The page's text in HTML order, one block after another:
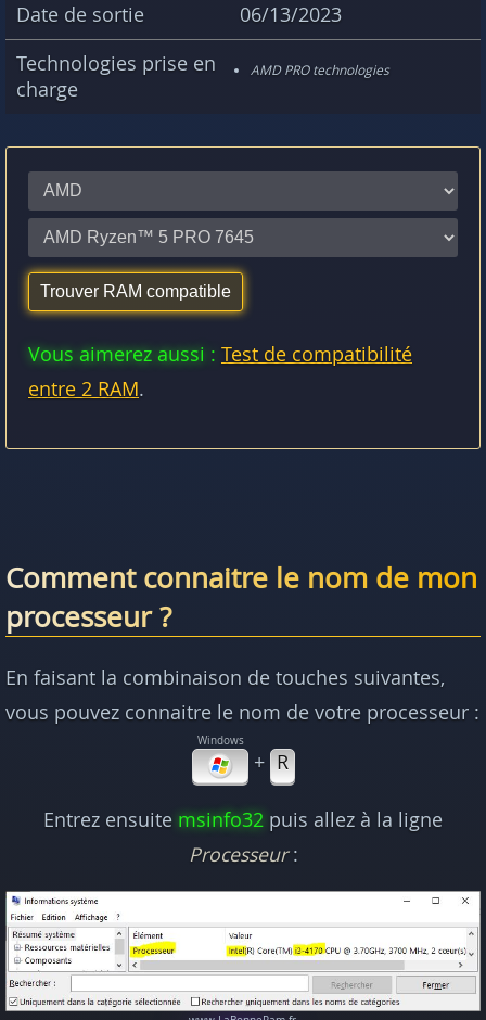
Date de sortie
06/13/2023
Technologies prise en
charge
AMD PRO technologies
Vous aimerez aussi : Test de compatibilité
entre 2 RAM.
Comment connaitre le nom de mon
processeur ?
En faisant la combinaison de touches suivantes,
vous pouvez connaitre le nom de votre processeur :
+ R
Entrez ensuite msinfo32 puis allez à la ligne
Processeur: